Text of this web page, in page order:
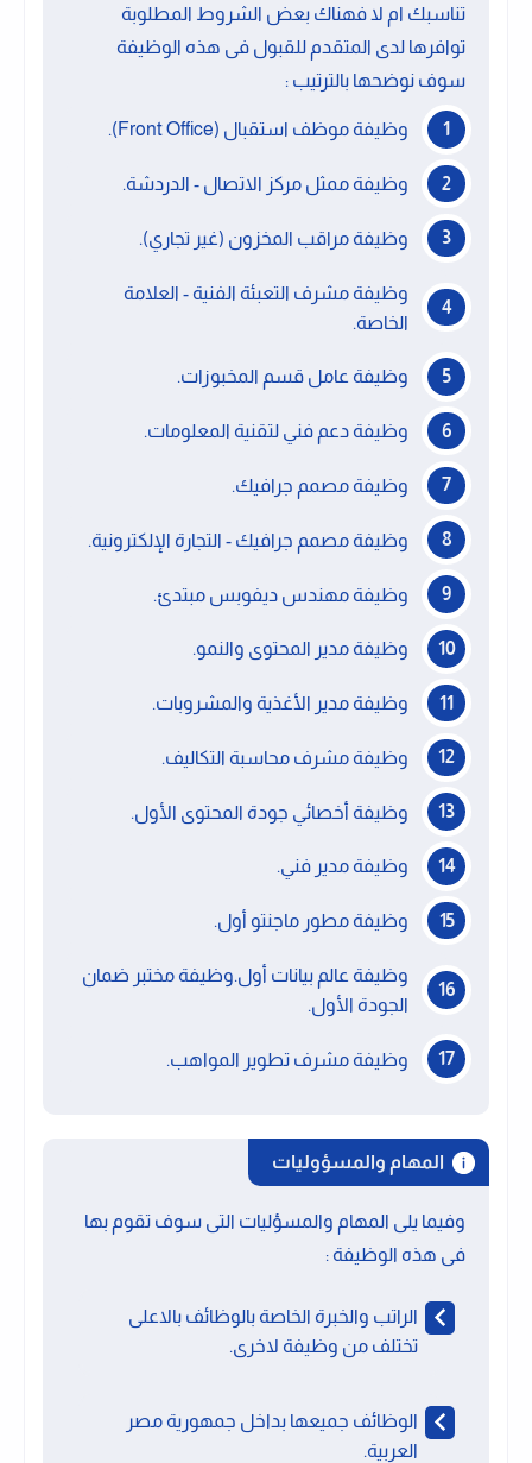
تناسبك ام لا فهناك بعض الشروط المطلوبة
توافرها لدى المتقدم للقبول فى هذه الوظيفة
سوف نوضحها بالترتيب :
وظيفة موظف استقبال (Front Office).
وظيفة ممثل مركز الاتصال - الدردشة.
وظيفة مراقب المخزون (غير تجاري).
وظيفة مشرف التعبئة الفنية - العلامة
الخاصة.
وظيفة عامل قسم المخبوزات.
وظيفة دعم فني لتقنية المعلومات.
وظيفة مصمم جرافيك.
وظيفة مصمم جرافيك - التجارة الإلكترونية.
وظيفة مهندس ديفوبس مبتدئ.
وظيفة مدير المحتوى والنمو.
وظيفة مدير الأغذية والمشروبات.
وظيفة مشرف محاسبة التكاليف.
وظيفة أخصائي جودة المحتوى الأول.
وظيفة مدير فني.
وظيفة مطور ماجنتو أول.
وظيفة عالم بيانات أول.وظيفة مختبر ضمان
الجودة الأول.
وظيفة مشرف تطوير المواهب.
المهام والمسؤوليات
وفيما يلى المهام والمسؤليات التى سوف تقوم بها
فى هذه الوظيفة :
الراتب والخبرة الخاصة بالوظائف بالاعلى
تختلف من وظيفة لاخرى.
الوظائف جميعها بداخل جمهورية مصر
العربية.